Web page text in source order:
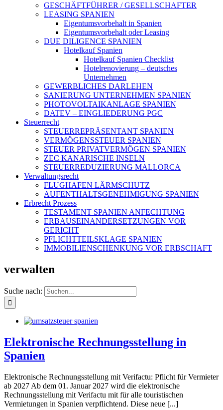
GESCHÄFTFÜHRER / GESELLSCHAFTER
LEASING SPANIEN
Eigentumsvorbehalt in Spanien
Eigentumsvorbehalt oder Leasing
DUE DILIGENCE SPANIEN
Hotelkauf Spanien
Hotelkauf Spanien Checklist
Hotelrenovierung – deutsches
Unternehmen
GEWERBLICHES DARLEHEN
SANIERUNG UNTERNEHMEN SPANIEN
PHOTOVOLTAIKANLAGE SPANIEN
DATEV – EINGLIEDERUNG PGC
Steuerrecht
STEUERREPRÄSENTANT SPANIEN
VERMÖGENSSTEUER SPANIEN
STEUER PRIVATVERMÖGEN SPANIEN
ZEC KANARISCHE INSELN
STEUERREDUZIERUNG MALLORCA
Verwaltungsrecht
FLUGHAFEN LÄRMSCHUTZ
AUFENTHALTSGENEHMIGUNG SPANIEN
Erbrecht Prozess
TESTAMENT SPANIEN ANFECHTUNG
ERBAUSEINANDERSETZUNGEN VOR
GERICHT
PFLICHTTEILSKLAGE SPANIEN
IMMOBILIENSCHENKUNG VOR ERBSCHAFT
verwalten
Suche nach:
Elektronische Rechnungsstellung in
Spanien
Elektronische Rechnungsstellung mit Verifactu: Pflicht für Vermieter
ab 2027 Ab dem 01. Januar 2027 wird die elektronische
Rechnungsstellung mit Verifactu mit für alle touristischen
Vermietungen in Spanien verpflichtend. Diese neue [...]